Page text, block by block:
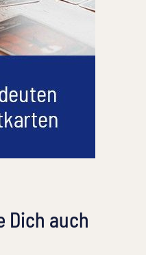
Dich auch